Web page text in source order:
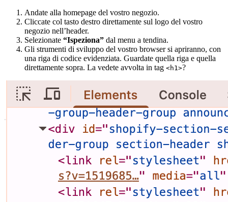
Andate alla homepage del vostro negozio.
Cliccate col tasto destro direttamente sul logo del vostro
negozio nell’header.
Selezionate “Ispeziona” dal menu a tendina.
Gli strumenti di sviluppo del vostro browser si apriranno, con
una riga di codice evidenziata. Guardate quella riga e quella
direttamente sopra. La vedete avvolta in tag <h1>?